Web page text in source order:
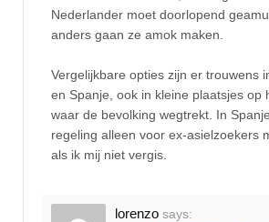
Nederlander moet doorlopend
anders gaan ze amok maken.
Vergelijkbare opties zijn er trouwens
en Spanje, ook in kleine plaatsjes op
waar de bevolking wegtrekt. In
regeling alleen voor ex-asielzoekers
als ik mij niet vergis.
lorenzo says: